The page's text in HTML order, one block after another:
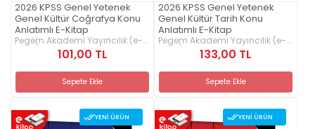
2026 KPSS Genel Yetenek
Genel Kültür Coğrafya Konu
Anlatımlı E-Kitap
Pegem Akademi Yayıncılık (e-
kitap) 101,00 TL
Sepete Ekle
2026 KPSS Genel Yetenek
Genel Kültür Tarih Konu
Anlatımlı E-Kitap
Pegem Akademi Yayıncılık (e-
kitap) 133,00 TL
Sepete Ekle
YENI ÜRÜN YENI ÜRÜN